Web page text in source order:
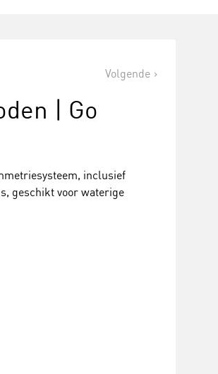
Volgende
| Go
inclusief
geschikt voor waterige